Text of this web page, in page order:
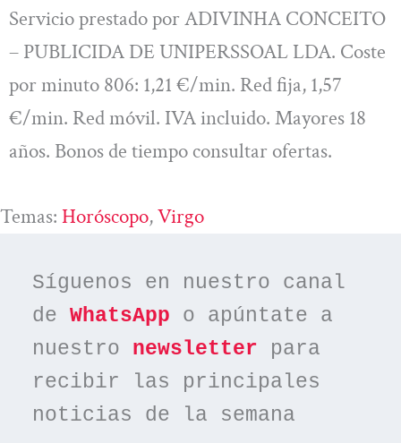
Servicio prestado por ADIVINHA CONCEITO
– PUBLICIDA DE UNIPERSSOAL LDA. Coste
por minuto 806: 1,21 €/min. Red fija, 1,57
€/min. Red móvil. IVA incluido. Mayores 18
años. Bonos de tiempo consultar ofertas.
Temas: Horóscopo, Virgo
Síguenos en nuestro canal
de WhatsApp o apúntate a
nuestro newsletter para
recibir las principales
noticias de la semana